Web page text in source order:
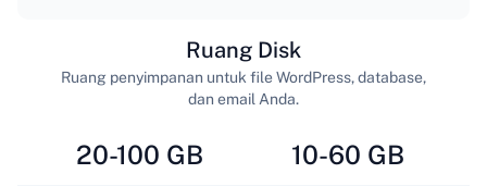
20-100 GB
Ruang Disk
Ruang penyimpanan untuk file WordPress, database,
dan email Anda.
10-60 GB